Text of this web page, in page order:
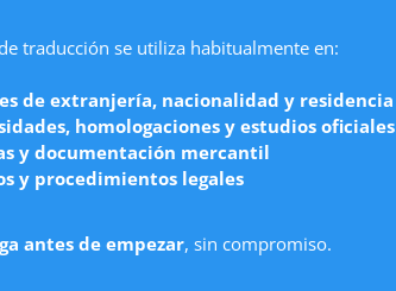
traducción se utiliza habitualmente en:
de extranjería, nacionalidad y residencia
homologaciones y estudios oficiales
y documentación mercantil
y procedimientos legales
antes de empezar, sin compromiso.